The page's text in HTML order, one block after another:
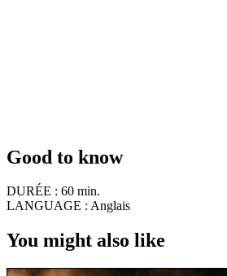
Good to know
DURÉE : 60 min.
LANGUAGE : Anglais
You might also like